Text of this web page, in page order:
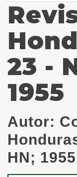
23 -
1955
Autor:
HN; 1955